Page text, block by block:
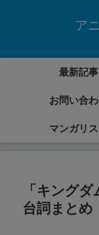
ア
最新記事
お問い合
マンガリス
「キング
台詞まとめ